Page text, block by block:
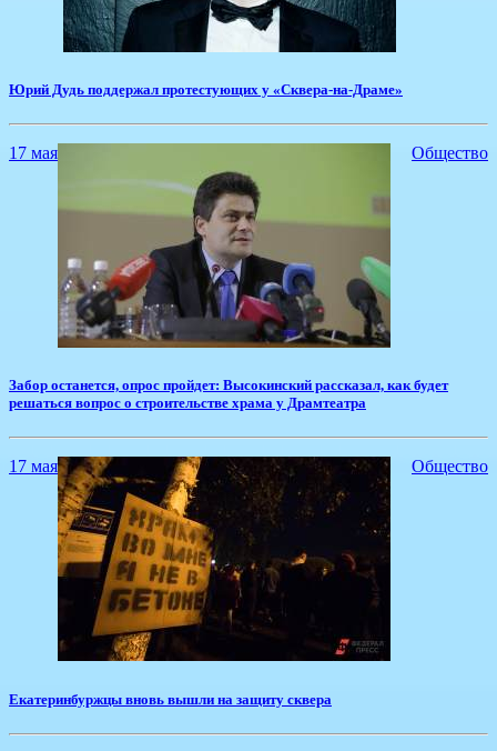
Юрий Дудь поддержал протестующих у «Сквера-на-Драме»
17 мая Общество
Забор останется, опрос пройдет: Высокинский рассказал, как будет
решаться вопрос о строительстве храма у Драмтеатра
17 мая Общество
Екатеринбуржцы вновь вышли на защиту сквера